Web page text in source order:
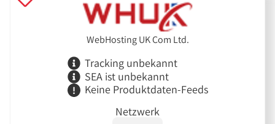
WebHosting UK Com Ltd.
Tracking unbekannt
SEA ist unbekannt
Keine Produktdaten-Feeds
Netzwerk